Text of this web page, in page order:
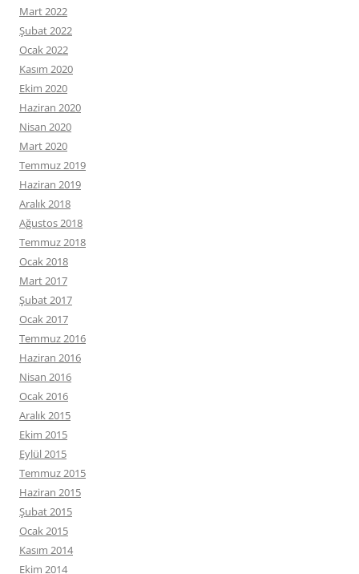
Mart 2022
Şubat 2022
Ocak 2022
Kasım 2020
Ekim 2020
Haziran 2020
Nisan 2020
Mart 2020
Temmuz 2019
Haziran 2019
Aralık 2018
Ağustos 2018
Temmuz 2018
Ocak 2018
Mart 2017
Şubat 2017
Ocak 2017
Temmuz 2016
Haziran 2016
Nisan 2016
Ocak 2016
Aralık 2015
Ekim 2015
Eylül 2015
Temmuz 2015
Haziran 2015
Şubat 2015
Ocak 2015
Kasım 2014
Ekim 2014